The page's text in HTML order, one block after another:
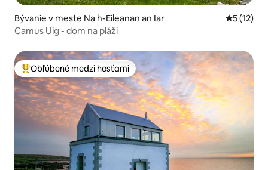
Bývanie v meste Na h-Eileanan an Iar
5 (12)
Camus Uig - dom na pláži
Najobľúbenejšie medzi hosťami
Obľúbené medzi hosťami